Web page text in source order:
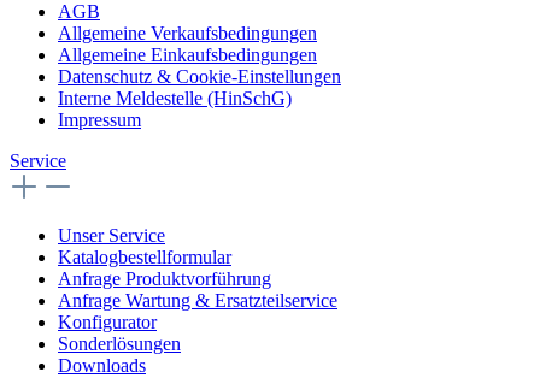
AGB
Allgemeine Verkaufsbedingungen
Allgemeine Einkaufsbedingungen
Datenschutz & Cookie-Einstellungen
Interne Meldestelle (HinSchG)
Impressum
Service
Unser Service
Katalogbestellformular
Anfrage Produktvorführung
Anfrage Wartung & Ersatzteilservice
Konfigurator
Sonderlösungen
Downloads